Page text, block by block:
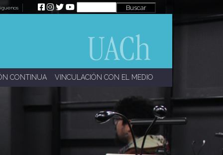
CONTINUA VINCULACIÓN CON EL MEDIO